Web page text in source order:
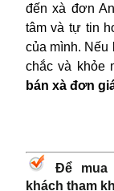
đến xà đơn
tâm và tự tin
của mình. Nếu
chắc và khỏe
bán xà đơn
Để mua
khách tham